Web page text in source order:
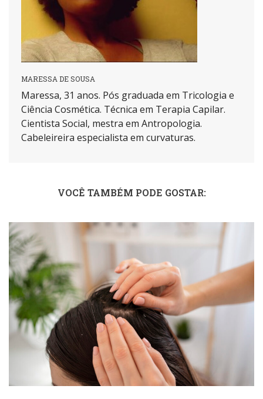
MARESSA DE SOUSA
Maressa, 31 anos. Pós graduada em Tricologia e
Ciência Cosmética. Técnica em Terapia Capilar.
Cientista Social, mestra em Antropologia.
Cabeleireira especialista em curvaturas.
VOCÊ TAMBÉM PODE GOSTAR: